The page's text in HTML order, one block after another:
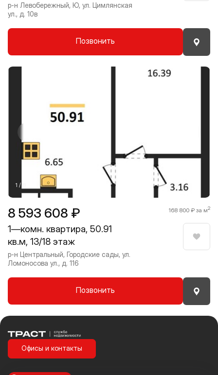
р-н Левобережный, Ю, ул. Цимлянская
ул., д. 10в
Позвонить
8 593 608 ₽ 168 800 ₽ за м2
1—комн. квартира, 50.91
кв.м, 13/18 этаж
р-н Центральный, Городские сады, ул.
Ломоносова ул., д. 116
Позвонить
1 / 8
Траст | Служба недвижимости
Офисы и контакты